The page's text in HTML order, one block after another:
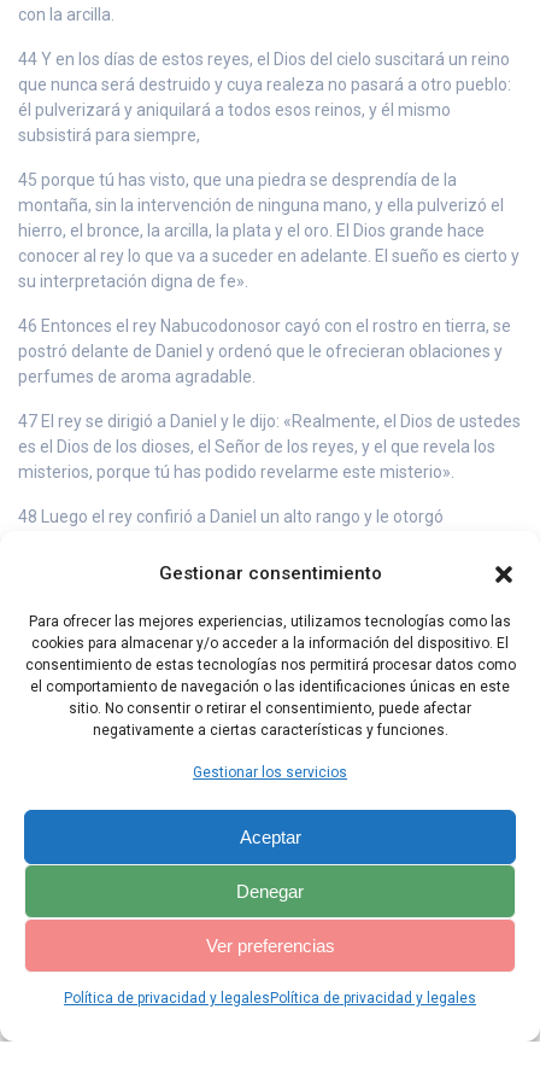
Gestionar consentimiento
Para ofrecer las mejores experiencias, utilizamos tecnologías como las
cookies para almacenar y/o acceder a la información del dispositivo. El
consentimiento de estas tecnologías nos permitirá procesar datos como
el comportamiento de navegación o las identificaciones únicas en este
sitio. No consentir o retirar el consentimiento, puede afectar
negativamente a ciertas características y funciones.
Gestionar los servicios
Aceptar
Denegar
Ver preferencias
Política de privacidad y legales Política de privacidad y legales
con la arcilla.
44 Y en los días de estos reyes, el Dios del cielo suscitará un reino
que nunca será destruido y cuya realeza no pasará a otro pueblo:
él pulverizará y aniquilará a todos esos reinos, y él mismo
subsistirá para siempre,
45 porque tú has visto, que una piedra se desprendía de la
montaña, sin la intervención de ninguna mano, y ella pulverizó el
hierro, el bronce, la arcilla, la plata y el oro. El Dios grande hace
conocer al rey lo que va a suceder en adelante. El sueño es cierto y
su interpretación digna de fe».
46 Entonces el rey Nabucodonosor cayó con el rostro en tierra, se
postró delante de Daniel y ordenó que le ofrecieran oblaciones y
perfumes de aroma agradable.
47 El rey se dirigió a Daniel y le dijo: «Realmente, el Dios de ustedes
es el Dios de los dioses, el Señor de los reyes, y el que revela los
misterios, porque tú has podido revelarme este misterio».
48 Luego el rey confirió a Daniel un alto rango y le otorgó
provincia de Babilonia y lo hizo jefe de todos los sabios de
49 Daniel rogó al rey que pusiera al frente de la administración de
la provincia de Babilonia a Sadrac, Mesac y Abed Negó, y él
permaneció en la corte del rey.
Capítulo Anterior Capítulo Siguiente